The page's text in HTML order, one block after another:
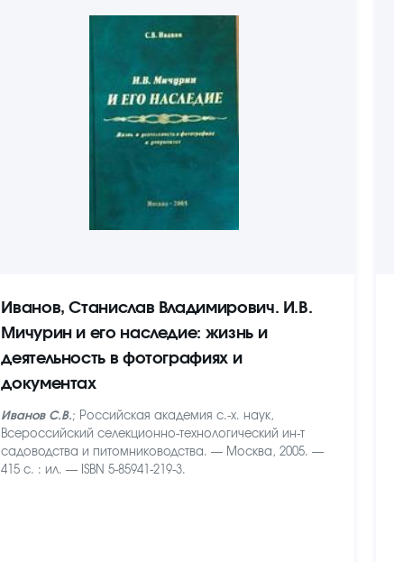
Иванов, Станислав Владимирович. И.В.
Мичурин и его наследие: жизнь и
деятельность в фотографиях и
документах
Иванов С.В.; Российская академия с.-х. наук,
Всероссийский селекционно-технологический ин-т
садоводства и питомниководства. — Москва, 2005. —
415 с. : ил. — ISBN 5-85941-219-3.